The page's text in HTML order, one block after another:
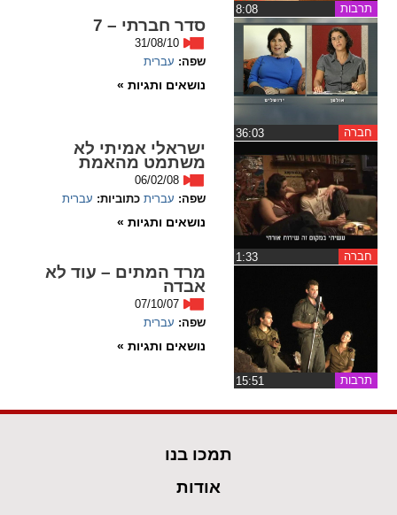
גופנים
remove_circle_outline
Decrease font
add_circle_outline
spellcheck
גופן קריא
ניגודיות צבעים
ניגודיות בהירה
brightness_low
קישורים
קו תחתי לקישורים סימון קישורים
cached
איפוס
flag
תרבות
חברה
סדר חברתי – 7
31/08/10
שפה: עברית
נושאים ותגיות »
חברה
ישראלי אמיתי לא
משתמט מהאמת
06/02/08
שפה: עברית כתוביות: עברית
נושאים ותגיות »
תרבות
מרד המתים – עוד לא
אבדה
07/10/07
שפה: עברית
נושאים ותגיות »
תמכו בנו
אודות